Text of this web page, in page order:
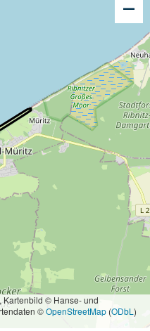
Kartenbild © Hanse- und
©OpenStreetMap (ODbL )